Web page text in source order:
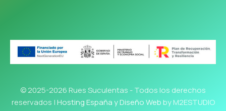
© 2025-2026 Rues Suculentas - Todos los derechos
reservados |Hosting España y Diseño Webby M2ESTUDIO